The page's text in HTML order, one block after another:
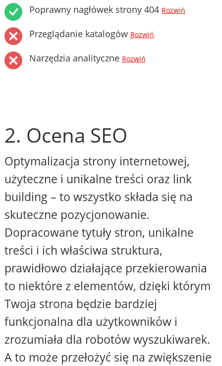
Poprawny nagłówek strony 404 Rozwiń
Przeglądanie katalogów Rozwiń
Narzędzia analityczne Rozwiń
2. Ocena SEO
Optymalizacja strony internetowej,
użyteczne i unikalne treści oraz link
building – to wszystko składa się na
skuteczne pozycjonowanie.
Dopracowane tytuły stron, unikalne
treści i ich właściwa struktura,
prawidłowo działające przekierowania
to niektóre z elementów, dzięki którym
Twoja strona będzie bardziej
funkcjonalna dla użytkowników i
zrozumiała dla robotów wyszukiwarek.
A to może przełożyć się na zwiększenie